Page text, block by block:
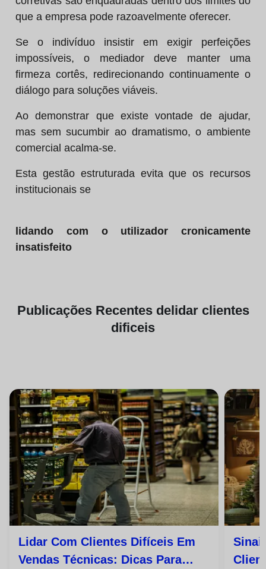
que a empresa pode razoavelmente oferecer.
Se o indivíduo insistir em exigir perfeições
impossíveis, o mediador deve manter uma
firmeza cortês, redirecionando continuamente o
diálogo para soluções viáveis.
Ao demonstrar que existe vontade de ajudar,
mas sem sucumbir ao dramatismo, o ambiente
comercial acalma-se.
Esta gestão estruturada evita que os recursos
institucionais se
lidando com o utilizador cronicamente
insatisfeito
Publicações Recentes delidar clientes
dificeis
Lidar Com Clientes Difíceis Em
Vendas Técnicas: Dicas Para